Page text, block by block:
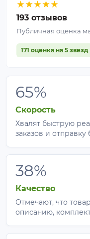
★★★★★
193 отзывов
Публичная оценка
171 оценка на 5 звезд
65%
Скорость
Хвалят быструю
заказов и отправку
38%
Качество
Отмечают, что
описанию,